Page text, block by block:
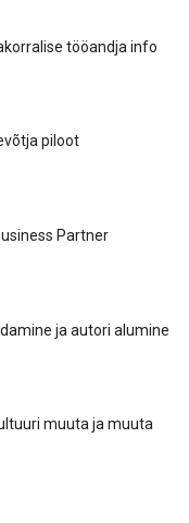
tööandja info
piloot
Partner
ja autori alumine
muuta ja muuta